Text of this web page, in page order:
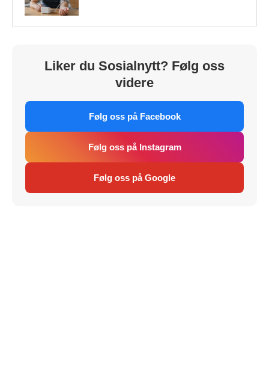
Liker du Sosialnytt? Følg oss
videre
Følg oss på Facebook
Følg oss på Instagram
Følg oss på Google